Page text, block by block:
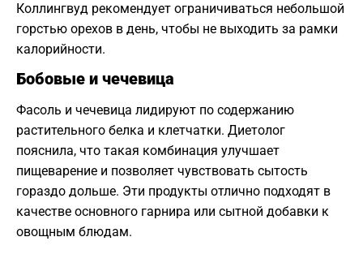
Коллингвуд рекомендует ограничиваться небольшой
горстью орехов в день, чтобы не выходить за рамки
калорийности.
Бобовые и чечевица
Фасоль и чечевица лидируют по содержанию
растительного белка и клетчатки. Диетолог
пояснила, что такая комбинация улучшает
пищеварение и позволяет чувствовать сытость
гораздо дольше. Эти продукты отлично подходят в
качестве основного гарнира или сытной добавки к
овощным блюдам.